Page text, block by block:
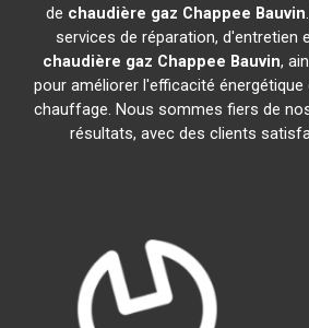
de chaudière gaz Chappee Bauvin
services de réparation, d'entretien
chaudière gaz Chappee Bauvin,
pour améliorer l'efficacité
chauffage. Nous sommes fiers de
résultats, avec des clients